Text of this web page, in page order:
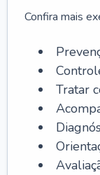
Confira mais
Tratar